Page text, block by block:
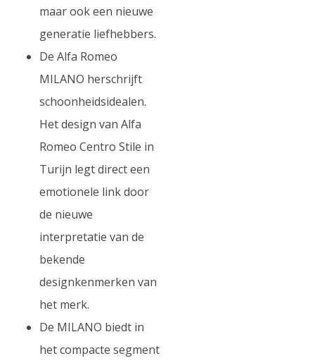
maar ook een nieuwe
generatie liefhebbers.
De Alfa Romeo
MILANO herschrijft
schoonheidsidealen.
Het design van Alfa
Romeo Centro Stile in
Turijn legt direct een
emotionele link door
de nieuwe
interpretatie van de
bekende
designkenmerken van
het merk.
De MILANO biedt in
het compacte segment